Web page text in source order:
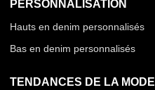
PERSONNALISATION
Hauts en denim personnalisés
Bas en denim personnalisés
TENDANCES DE LA MODE